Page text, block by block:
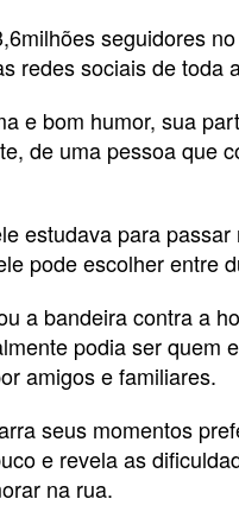
seguidores
redes sociais de toda
e bom humor, sua
de uma pessoa que
estudava para
pode escolher entre
a bandeira contra a
podia ser quem
amigos e familiares.
seus momentos
e revela as
na rua.